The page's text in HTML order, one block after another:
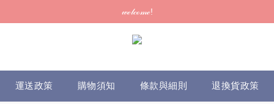
訂單可供取貨/發貨後會發出電郵通知，請填妥正確資料 (*通知以電郵為
𝓌ℯ𝓁𝒸ℴ𝓂ℯ!
訂單可供取貨/發貨後會發出電郵通知，請填妥正確資料 (*通知以電郵為
運送政策 購物須知 條款與細則 退換貨政策